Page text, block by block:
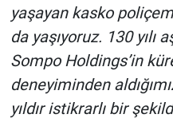
yaşayan kasko
da yaşıyoruz. 130 yılı
Sompo Holdings’in
deneyiminden
yıldır istikrarlı bir